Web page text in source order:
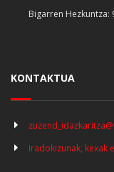
Bigarren Hezkuntza:
KONTAKTUA
Iradokizunak, kexak